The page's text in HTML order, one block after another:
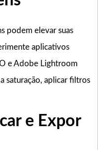
podem elevar suas
aplicativos
e Adobe Lightroom
saturação, aplicar filtros
e Expor